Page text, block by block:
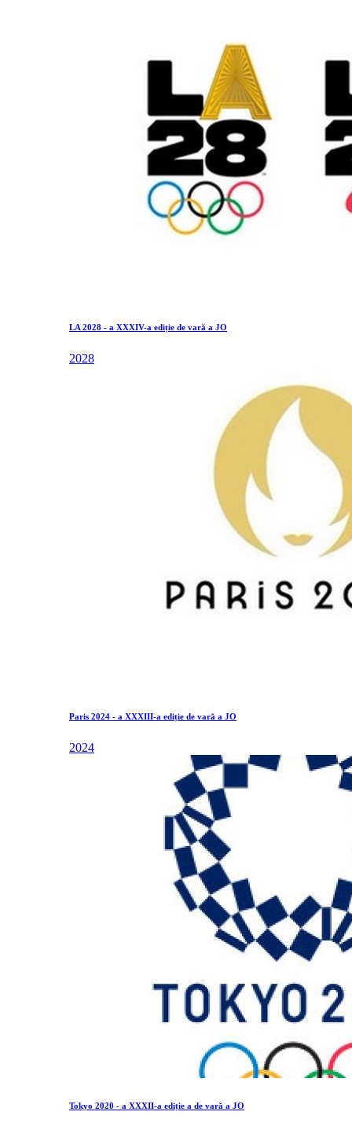
LA 2028 - a XXXIV-a ediție de vară a JO
2028
Paris 2024 - a XXXIII-a ediție de vară a JO
2024
Tokyo 2020 - a XXXII-a ediție a de vară a JO